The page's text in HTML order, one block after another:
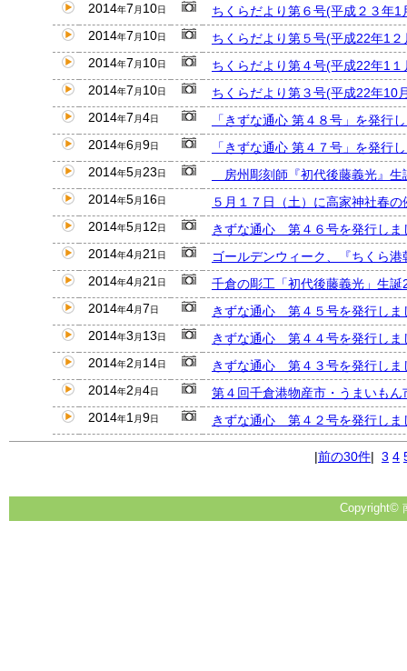
2014年7 月 10日
ちくらだより第６号(平成２３年
2014年7 月 10日
ちくらだより第５号(平成22年1
2014年7 月 10日
ちくらだより第４号(平成22年1
2014年7 月 10日
ちくらだより第３号(平成22年10
2014年7 月4日
「きずな通心 第４８号」を発行
2014年6月9日
「きずな通心 第４７号」を発行
2014年5月 23日
房州彫刻師『初代後藤義光』生
2014年5月 16日
５月１７日（土）に高家神社春
2014年5月 12日
きずな通心 第４６号を発行しま
2014年4月 21 日
ゴールデンウィーク、『ちくら
2014年4月 21 日
千倉の彫工「初代後藤義光」生
2014年4月7日
きずな通心 第４５号を発行しま
2014年3 月 13日
きずな通心 第４４号を発行しま
2014年2 月 14日
きずな通心 第４３号を発行しま
2014年2 月4日
第４回千倉港物産市・うまいも
2014年1 月9日 きずな通心 第４２号を発行しま
|前の30件| 3 4
Copyright©